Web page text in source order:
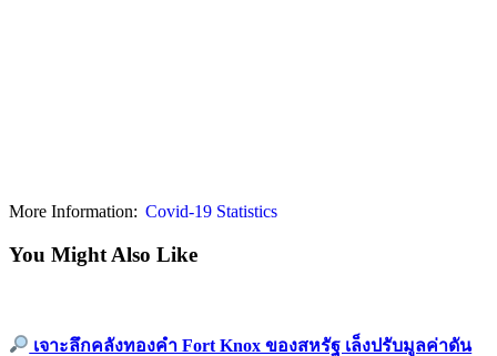
More Information: Covid-19 Statistics
You Might Also Like
เจาะลึกคลังทองคำ Fort Knox ของสหรัฐ เล็งปรับมูลค่าดัน